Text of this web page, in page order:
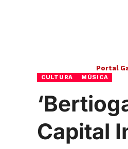
Portal
CULTURA MÚSICA
Capital